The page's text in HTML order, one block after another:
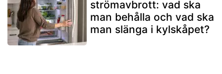
strömavbrott: vad ska
man behålla och vad ska
man slänga i kylskåpet?